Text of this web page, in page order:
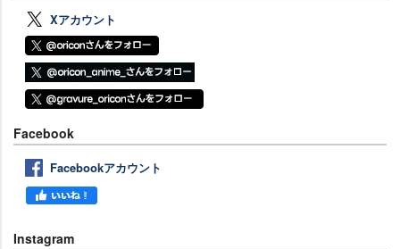
Xアカウント
Facebook
Facebookアカウント
Instagram